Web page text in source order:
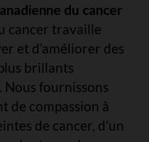
du cancer
cancer travaille
et d’améliorer des
brillants
Nous fournissons
de compassion à
de cancer, d’un